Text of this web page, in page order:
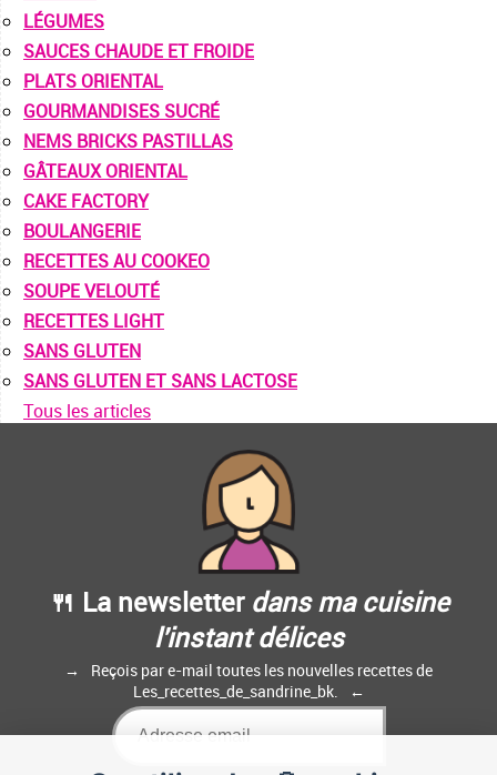
LÉGUMES
SAUCES CHAUDE ET FROIDE
PLATS ORIENTAL
GOURMANDISES SUCRÉ
NEMS BRICKS PASTILLAS
GÂTEAUX ORIENTAL
CAKE FACTORY
BOULANGERIE
RECETTES AU COOKEO
SOUPE VELOUTÉ
RECETTES LIGHT
SANS GLUTEN
SANS GLUTEN ET SANS LACTOSE
Tous les articles
🍴 La newsletter dans ma cuisine
l'instant délices
Reçois par e-mail toutes les nouvelles recettes de
Les_recettes_de_sandrine_bk.